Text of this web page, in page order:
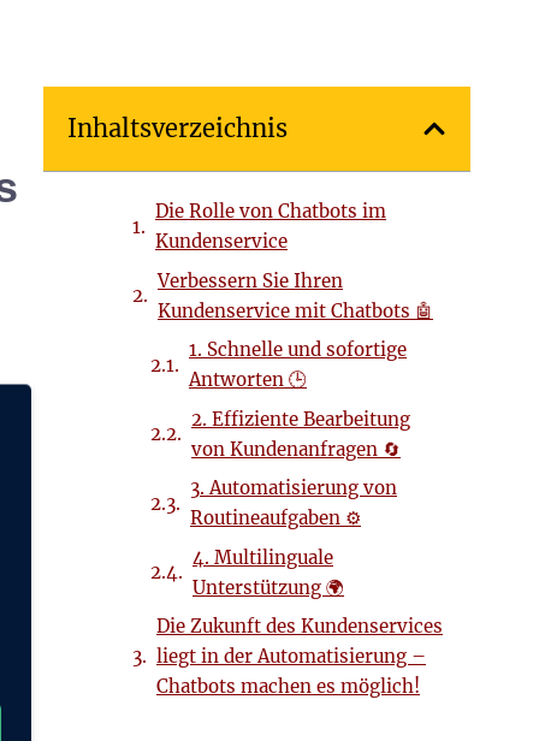
Inhaltsverzeichnis
Die Rolle von Chatbots im
Kundenservice
Verbessern Sie Ihren
Kundenservice mit Chatbots 🤖
1. Schnelle und sofortige
Antworten 🕒
2. Effiziente Bearbeitung
von Kundenanfragen 🔄
3. Automatisierung von
Routineaufgaben ⚙️
4. Multilinguale
Unterstützung 🌍
Die Zukunft des Kundenservices
liegt in der Automatisierung –
Chatbots machen es möglich!